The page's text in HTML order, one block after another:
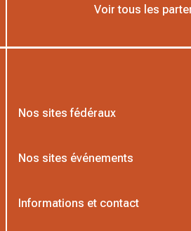
Voir tous les
Nos sites fédéraux
Nos sites événements
Informations et contact